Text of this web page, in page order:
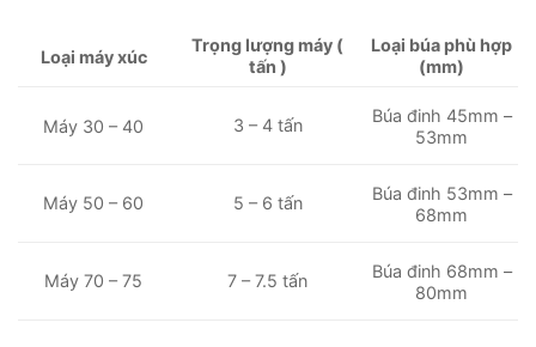
Loại máy xúc
Trọng lượng máy (
tấn )
Loại búa phù hợp
(mm)
Máy 30 – 40 3 – 4 tấn
Búa đinh 45mm –
53mm
Máy 50 – 60 5 – 6 tấn
Búa đinh 53mm –
68mm
Máy 70 – 75 7 – 7.5 tấn
Búa đinh 68mm –
80mm